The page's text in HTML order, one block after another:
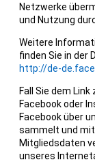
Netzwerke
und Nutzung
Weitere
finden Sie in der
http://de-
Fall Sie dem
Facebook oder
Facebook über
sammelt und
Mitgliedsdaten
unseres